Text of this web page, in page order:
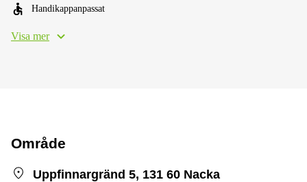
Handikappanpassat
Visa mer
Område
Uppfinnargränd 5, 131 60 Nacka